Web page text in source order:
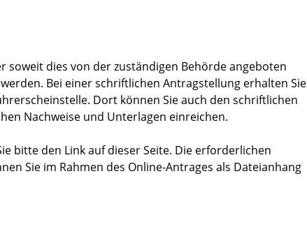
soweit dies von der zuständigen Behörde angeboten
Bei einer schriftlichen Antragstellung erhalten Sie
Dort können Sie auch den schriftlichen
Nachweise und Unterlagen einreichen.
bitte den Link auf dieser Seite. Die erforderlichen
Sie im Rahmen des Online-Antrages als Dateianhang